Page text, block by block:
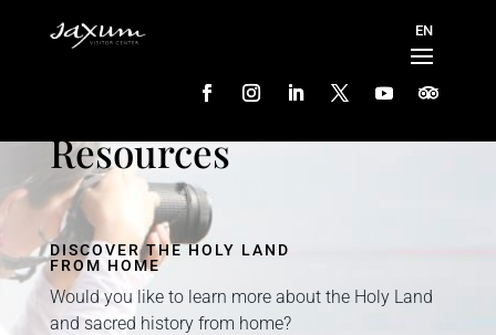
Resources
DISCOVER THE HOLY LAND
FROM HOME
Would you like to learn more about the Holy Land
and sacred history from home?